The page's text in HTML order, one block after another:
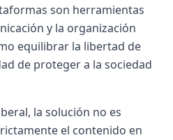
son herramientas
y la organización
equilibrar la libertad de
de proteger a la sociedad
la solución no es
el contenido en